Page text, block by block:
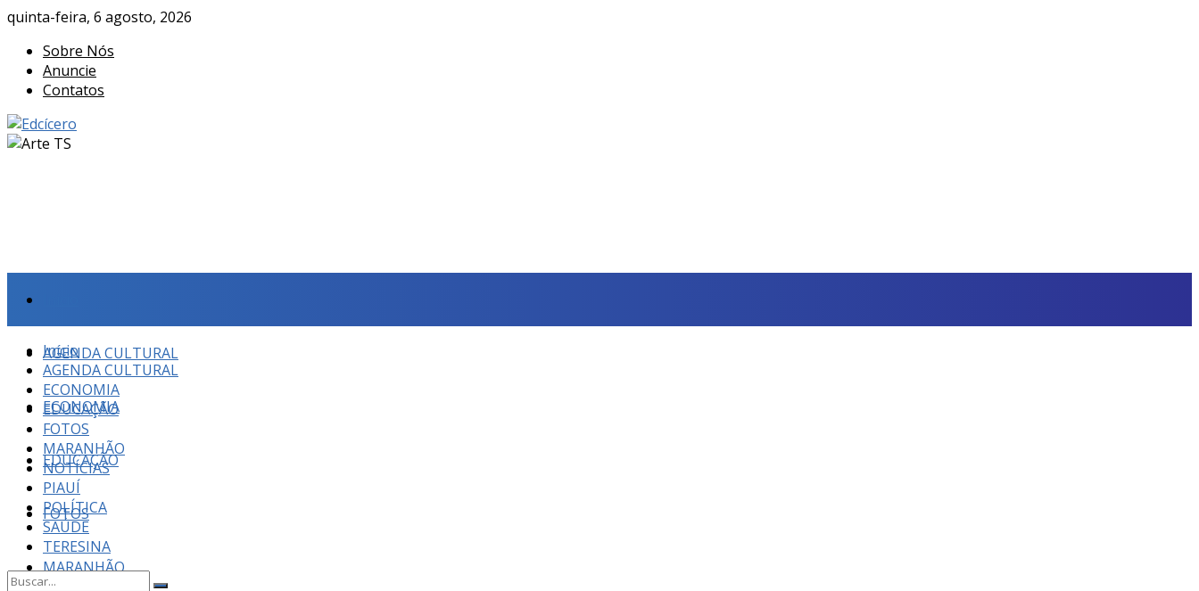
quinta-feira, 6 agosto, 2026
Sobre Nós
Anuncie
Contatos
AGENDA CULTURAL
ECONOMIA
EDUCAÇÃO
FOTOS
MARANHÃO
Início
AGENDA CULTURAL
ECONOMIA
EDUCAÇÃO
FOTOS
MARANHÃO
NOTÍCIAS
PIAUÍ
POLÍTICA
SAÚDE
TERESINA